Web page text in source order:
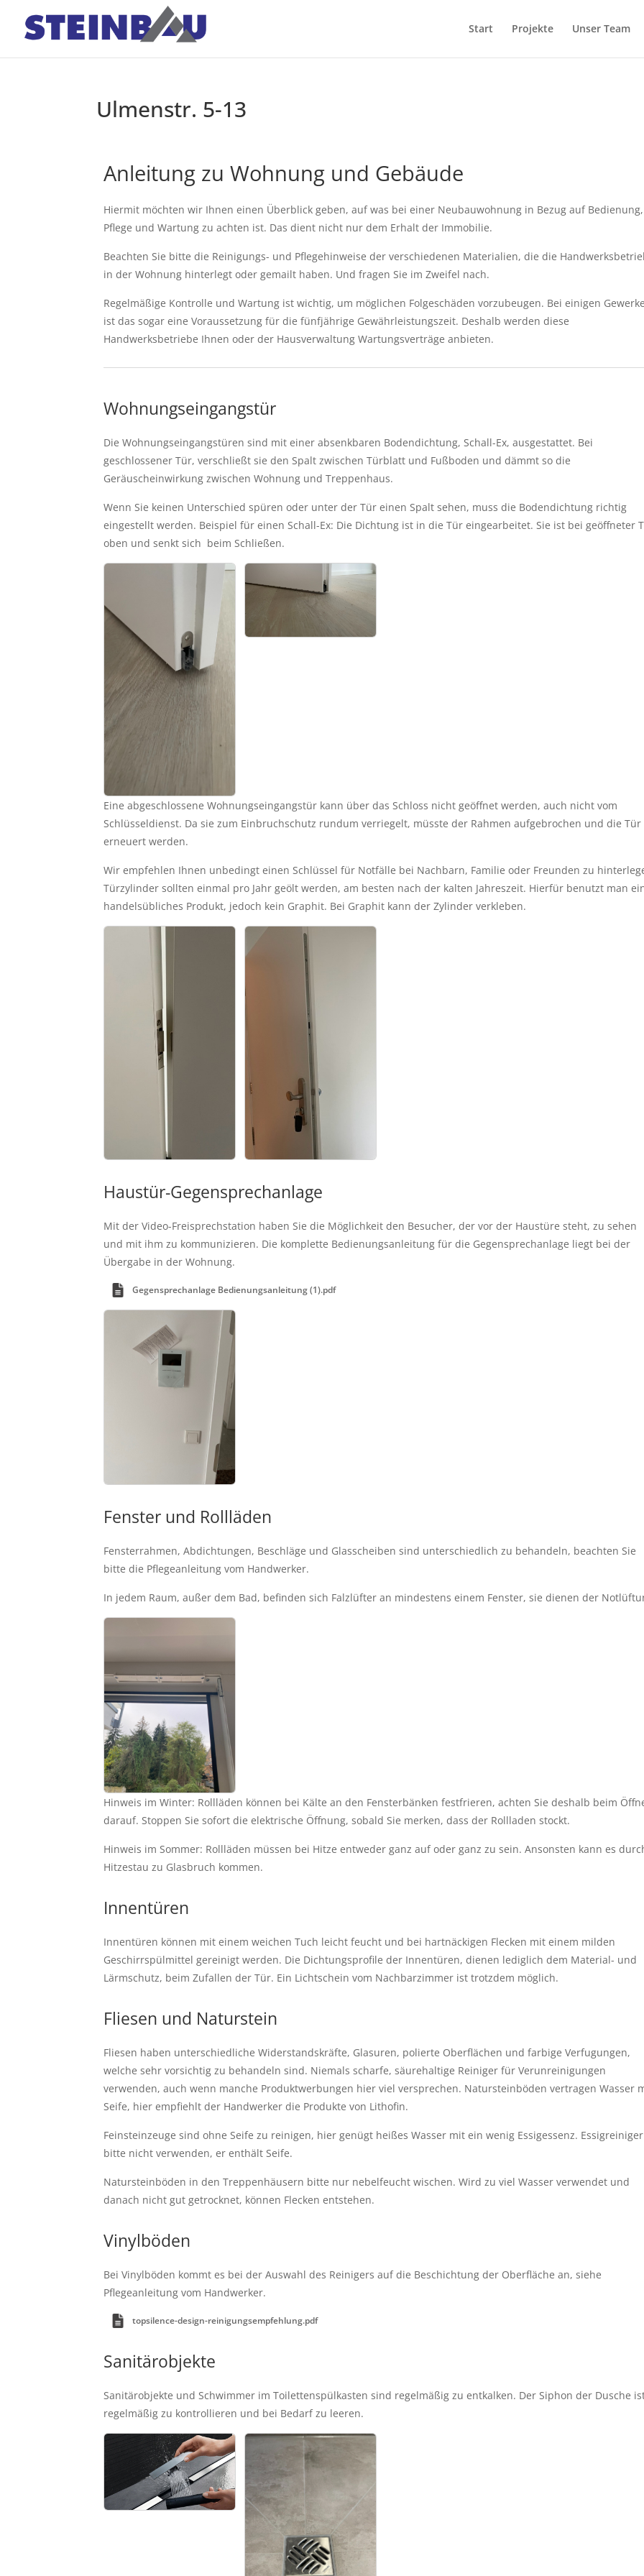
Start Projekte Unser Team
Ulmenstr. 5-13
Anleitung zu Wohnung und Gebäude
Hiermit möchten wir Ihnen einen Überblick geben, auf was bei einer Neubauwohnung in Bezug auf Bedienung,
Pflege und Wartung zu achten ist. Das dient nicht nur dem Erhalt der Immobilie.
Beachten Sie bitte die Reinigungs- und Pflegehinweise der verschiedenen Materialien, die die
in der Wohnung hinterlegt oder gemailt haben. Und fragen Sie im Zweifel nach.
Regelmäßige Kontrolle und Wartung ist wichtig, um möglichen Folgeschäden vorzubeugen. Bei einigen
ist das sogar eine Voraussetzung für die fünfjährige Gewährleistungszeit. Deshalb werden diese
Handwerksbetriebe Ihnen oder der Hausverwaltung Wartungsverträge anbieten.
Wohnungseingangstür
Die Wohnungseingangstüren sind mit einer absenkbaren Bodendichtung, Schall-Ex, ausgestattet. Bei
geschlossener Tür, verschließt sie den Spalt zwischen Türblatt und Fußboden und dämmt so die
Geräuscheinwirkung zwischen Wohnung und Treppenhaus.
Wenn Sie keinen Unterschied spüren oder unter der Tür einen Spalt sehen, muss die Bodendichtung richtig
eingestellt werden. Beispiel für einen Schall-Ex: Die Dichtung ist in die Tür eingearbeitet. Sie ist bei geöffneter
oben und senkt sich  beim Schließen.
Eine abgeschlossene Wohnungseingangstür kann über das Schloss nicht geöffnet werden, auch nicht vom
Schlüsseldienst. Da sie zum Einbruchschutz rundum verriegelt, müsste der Rahmen aufgebrochen und die Tür
erneuert werden.
Wir empfehlen Ihnen unbedingt einen Schlüssel für Notfälle bei Nachbarn, Familie oder Freunden zu
Türzylinder sollten einmal pro Jahr geölt werden, am besten nach der kalten Jahreszeit. Hierfür benutzt man
handelsübliches Produkt, jedoch kein Graphit. Bei Graphit kann der Zylinder verkleben.
Haustür-Gegensprechanlage
Mit der Video-Freisprechstation haben Sie die Möglichkeit den Besucher, der vor der Haustüre steht, zu sehen
und mit ihm zu kommunizieren. Die komplette Bedienungsanleitung für die Gegensprechanlage liegt bei der
Übergabe in der Wohnung.
Gegensprechanlage Bedienungsanleitung (1).pdf
Fenster und Rollläden
Fensterrahmen, Abdichtungen, Beschläge und Glasscheiben sind unterschiedlich zu behandeln, beachten Sie
bitte die Pflegeanleitung vom Handwerker.
Hinweis im Winter: Rollläden können bei Kälte an den Fensterbänken festfrieren, achten Sie deshalb beim
darauf. Stoppen Sie sofort die elektrische Öffnung, sobald Sie merken, dass der Rollladen stockt.
Hinweis im Sommer: Rollläden müssen bei Hitze entweder ganz auf oder ganz zu sein. Ansonsten kann es
Hitzestau zu Glasbruch kommen.
Innentüren
Innentüren können mit einem weichen Tuch leicht feucht und bei hartnäckigen Flecken mit einem milden
Geschirrspülmittel gereinigt werden. Die Dichtungsprofile der Innentüren, dienen lediglich dem Material- und
Lärmschutz, beim Zufallen der Tür. Ein Lichtschein vom Nachbarzimmer ist trotzdem möglich.
Fliesen und Naturstein
Fliesen haben unterschiedliche Widerstandskräfte, Glasuren, polierte Oberflächen und farbige Verfugungen,
welche sehr vorsichtig zu behandeln sind. Niemals scharfe, säurehaltige Reiniger für Verunreinigungen
verwenden, auch wenn manche Produktwerbungen hier viel versprechen. Natursteinböden vertragen Wasser
Seife, hier empfiehlt der Handwerker die Produkte von Lithofin.
Feinsteinzeuge sind ohne Seife zu reinigen, hier genügt heißes Wasser mit ein wenig Essigessenz. Essigreiniger
bitte nicht verwenden, er enthält Seife.
Natursteinböden in den Treppenhäusern bitte nur nebelfeucht wischen. Wird zu viel Wasser verwendet und
danach nicht gut getrocknet, können Flecken entstehen.
Vinylböden
Bei Vinylböden kommt es bei der Auswahl des Reinigers auf die Beschichtung der Oberfläche an, siehe
Pflegeanleitung vom Handwerker.
topsilence-design-reinigungsempfehlung.pdf
Sanitärobjekte
Sanitärobjekte und Schwimmer im Toilettenspülkasten sind regelmäßig zu entkalken. Der Siphon der Dusche
regelmäßig zu kontrollieren und bei Bedarf zu leeren.